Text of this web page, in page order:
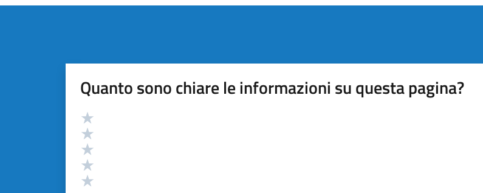
Quanto sono chiare le informazioni su questa pagina?
Valutazione